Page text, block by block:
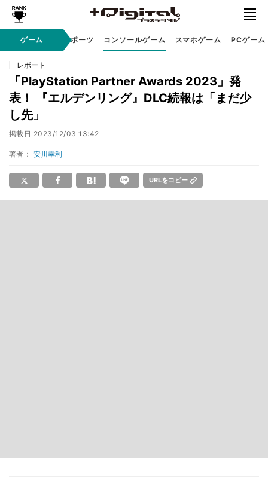
ゲーム eスポーツ コンソールゲーム スマホゲーム PCゲーム
レポート
「PlayStation Partner Awards 2023」発
表！ 『エルデンリング』DLC続報は「まだ少
し先」
掲載日 2023/12/03 13:42
著者： 安川幸利
URLをコピー